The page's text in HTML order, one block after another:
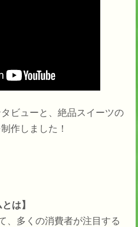
ビューと、絶品スイーツの
作しました！
は】
多くの消費者が注目する